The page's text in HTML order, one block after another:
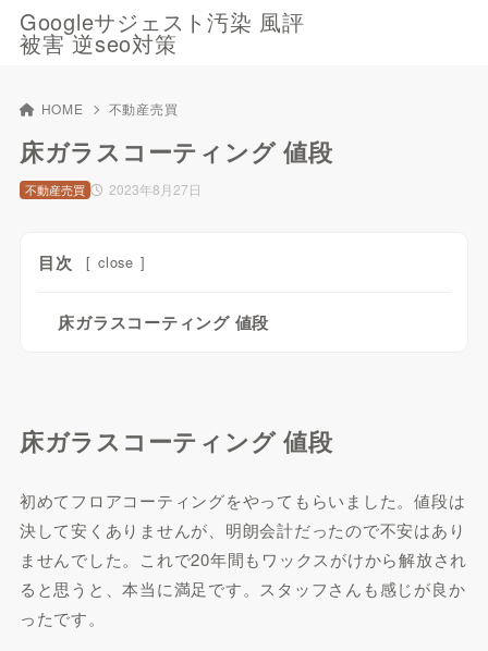
Googleサジェスト汚染 風評
被害 逆seo対策
HOME 不動産売買
床ガラスコーティング 値段
2023年8月27日
不動産売買
目次 [ close ]
床ガラスコーティング 値段
床ガラスコーティング 値段
初めてフロアコーティングをやってもらいました。値段は
決して安くありませんが、明朗会計だったので不安はあり
ませんでした。これで20年間もワックスがけから解放され
ると思うと、本当に満足です。スタッフさんも感じが良か
ったです。